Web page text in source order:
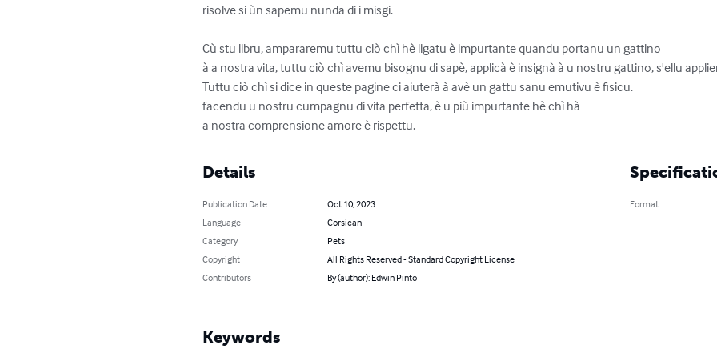
risolve si ùn sapemu nunda di i misgi.
Cù stu libru, ampararemu tuttu ciò chì hè ligatu è impurtante quandu portanu un gattino
à a nostra vita, tuttu ciò chì avemu bisognu di sapè, applicà è insignà à u nostru gattino, s'ellu
Tuttu ciò chì si dice in queste pagine ci aiuterà à avè un gattu sanu emutivu è fisicu.
facendu u nostru cumpagnu di vita perfetta, è u più impurtante hè chì hà
a nostra comprensione amore è rispettu.
Details
Publication Date
Oct 10, 2023
Language
Corsican
Category
Pets
Copyright
All Rights Reserved - Standard Copyright License
Contributors
By (author): Edwin Pinto
Format
Keywords